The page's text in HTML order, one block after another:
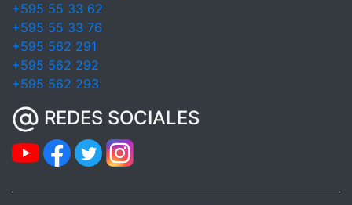
+595 55 33 62
+595 55 33 76
+595 562 291
+595 562 292
+595 562 293
REDES SOCIALES